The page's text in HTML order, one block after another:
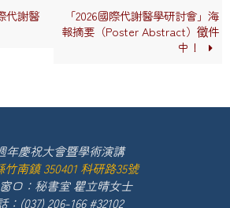
代謝醫
「2026國際代謝醫學研討會」海
報摘要（Poster Abstract）徵件
中！
年慶祝大會暨學術演講
竹南鎮 350401 科研路35號
口：秘書室 瞿立晴女士
：(037) 206-166 #32102